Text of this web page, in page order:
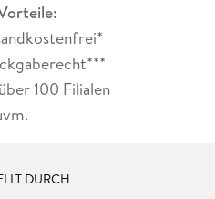
100 Filialen
DURCH